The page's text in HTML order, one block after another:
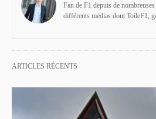
Fan de F1 depuis de
différents médias dont ToileF1,
ARTICLES RÉCENTS